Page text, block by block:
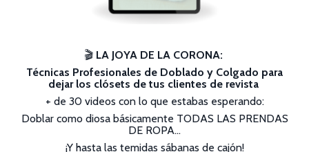
🎬 LA JOYA DE LA CORONA:
Técnicas Profesionales de Doblado y Colgado para
dejar los clósets de tus clientes de revista
+ de 30 videos con lo que estabas esperando:
Doblar como diosa básicamente TODAS LAS PRENDAS
DE ROPA…
¡Y hasta las temidas sábanas de cajón!